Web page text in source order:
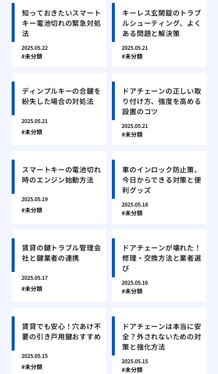
知っておきたいスマート
キー電池切れの緊急対処
法
2025.05.22
未分類
キーレス玄関錠のトラブ
ルシューティング、よく
ある問題と解決策
2025.05.21
未分類
ディンプルキーの合鍵を
紛失した場合の対処法
2025.05.21
未分類
ドアチェーンの正しい取
り付け方、強度を高める
設置のコツ
2025.05.21
未分類
スマートキーの電池切れ
時のエンジン始動方法
2025.05.19
未分類
車のインロック防止策、
今日からできる対策と便
利グッズ
2025.05.18
未分類
賃貸の鍵トラブル管理会
社と鍵業者の連携
2025.05.17
未分類
ドアチェーンが壊れた！
修理・交換方法と業者選
び
2025.05.16
未分類
賃貸でも安心！穴あけ不
要の引き戸用鍵おすすめ
2025.05.15
未分類
ドアチェーンは本当に安
全？外されないための対
策と強化方法
2025.05.15
未分類